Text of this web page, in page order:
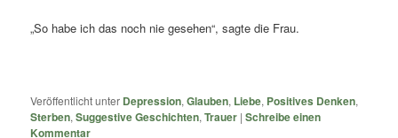
„So habe ich das noch nie gesehen“, sagte die Frau.
Veröffentlicht unter Depression,Glauben, Liebe, Positives Denken,
Sterben,Suggestive Geschichten,Trauer |Schreibe einen
Kommentar